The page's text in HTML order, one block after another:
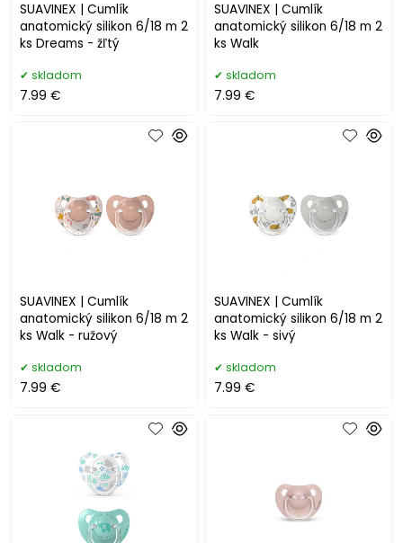
SUAVINEX | Cumlík
anatomický silikon 6/18 m 2
ks Dreams - žľtý
skladom
7.99 €
SUAVINEX | Cumlík
anatomický silikon 6/18 m 2
ks Walk
skladom
7.99 €
SUAVINEX | Cumlík
anatomický silikon 6/18 m 2
ks Walk - ružový
skladom
7.99 €
SUAVINEX | Cumlík
anatomický silikon 6/18 m 2
ks Walk - sivý
skladom
7.99 €